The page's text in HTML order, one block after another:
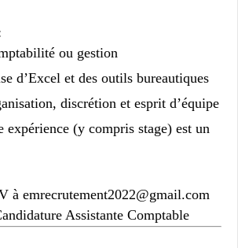
ou gestion
d’Excel et des outils bureautiques
discrétion et esprit d’équipe
expérience (y compris stage) est un
à emrecrutement2022@gmail.com
Assistante Comptable